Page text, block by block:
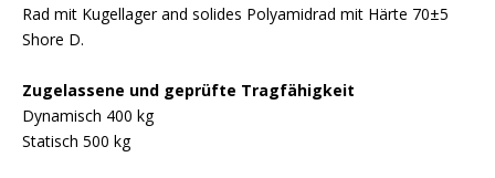
Rad mit Kugellager and solides Polyamidrad mit Härte 70±5
Shore D.
Zugelassene und geprüfte Tragfähigkeit
Dynamisch 400 kg
Statisch 500 kg